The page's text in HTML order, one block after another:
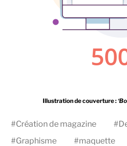
Illustration de couverture :
#Création de magazine #
#Graphisme #maquette